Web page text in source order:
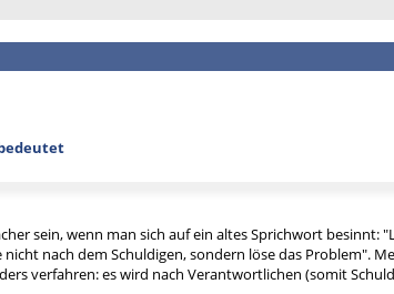
sein, wenn man sich auf ein altes Sprichwort besinnt:
nach dem Schuldigen, sondern löse das Problem".
verfahren: es wird nach Verantwortlichen (somit